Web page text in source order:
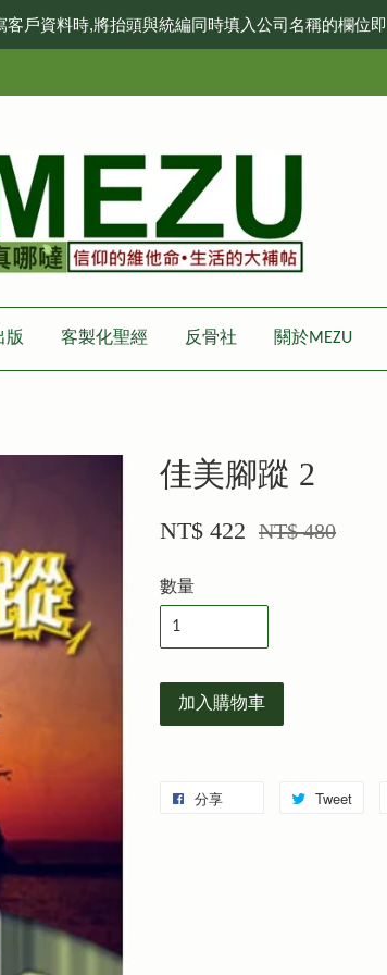
戶資料時,將抬頭與統編同時填入公司名稱的欄位
版 客製化聖經 反骨社 關於MEZU
佳美腳蹤 2
NT$ 422 NT$ 480
數量
加入購物車
分享 Tweet